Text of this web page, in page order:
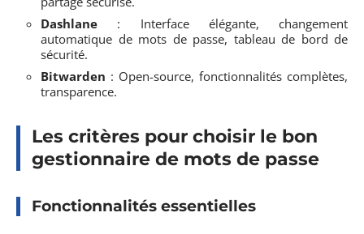
Dashlane : Interface élégante, changement
automatique de mots de passe, tableau de bord de
sécurité.
Bitwarden : Open-source, fonctionnalités complètes,
transparence.
Les critères pour choisir le bon
gestionnaire de mots de passe
Fonctionnalités essentielles